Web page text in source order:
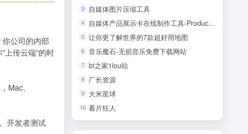
公司的内部
上传云端”的时
Mac、
开发者测试
3 自媒体图片压缩工具
4 自媒体产品展示卡在线制作工具-Product Lates
5 让你更了解世界的7款超好用地图
6 音乐魔石-无损音乐免费下载网站
7 bt之家1lou站
8 厂长资源
9 大米星球
10 看片狂人